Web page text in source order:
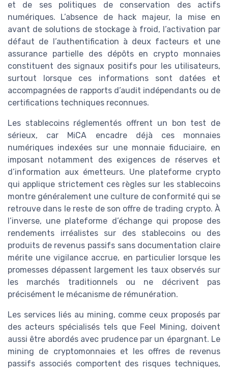
et de ses politiques de conservation des actifs
numériques. L’absence de hack majeur, la mise en
avant de solutions de stockage à froid, l’activation par
défaut de l’authentification à deux facteurs et une
assurance partielle des dépôts en crypto monnaies
constituent des signaux positifs pour les utilisateurs,
surtout lorsque ces informations sont datées et
accompagnées de rapports d’audit indépendants ou de
certifications techniques reconnues.
Les stablecoins réglementés offrent un bon test de
sérieux, car MiCA encadre déjà ces monnaies
numériques indexées sur une monnaie fiduciaire, en
imposant notamment des exigences de réserves et
d’information aux émetteurs. Une plateforme crypto
qui applique strictement ces règles sur les stablecoins
montre généralement une culture de conformité qui se
retrouve dans le reste de son offre de trading crypto. À
l’inverse, une plateforme d’échange qui propose des
rendements irréalistes sur des stablecoins ou des
produits de revenus passifs sans documentation claire
mérite une vigilance accrue, en particulier lorsque les
promesses dépassent largement les taux observés sur
les marchés traditionnels ou ne décrivent pas
précisément le mécanisme de rémunération.
Les services liés au mining, comme ceux proposés par
des acteurs spécialisés tels que Feel Mining, doivent
aussi être abordés avec prudence par un épargnant. Le
mining de cryptomonnaies et les offres de revenus
passifs associés comportent des risques techniques,